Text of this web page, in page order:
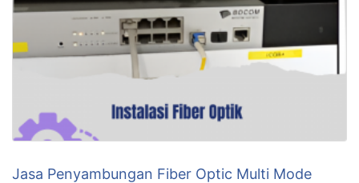
Jasa Penyambungan Fiber Optic Multi Mode